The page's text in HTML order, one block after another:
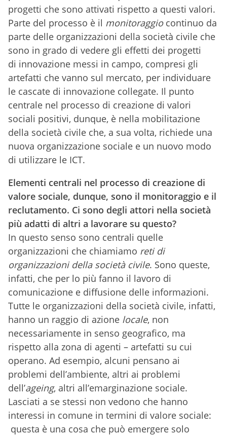
progetti che sono attivati rispetto a questi valori.
Parte del processo è il monitoraggio continuo da
parte delle organizzazioni della società civile che
sono in grado di vedere gli effetti dei progetti
di innovazione messi in campo, compresi gli
artefatti che vanno sul mercato, per individuare
le cascate di innovazione collegate. Il punto
centrale nel processo di creazione di valori
sociali positivi, dunque, è nella mobilitazione
della società civile che, a sua volta, richiede una
nuova organizzazione sociale e un nuovo modo
di utilizzare le ICT.
Elementi centrali nel processo di creazione di
valore sociale, dunque, sono il monitoraggio e il
reclutamento. Ci sono degli attori nella società
più adatti di altri a lavorare su questo?
In questo senso sono centrali quelle
organizzazioni che chiamiamo reti di
organizzazioni della società civile. Sono queste,
infatti, che per lo più fanno il lavoro di
comunicazione e diffusione delle informazioni.
Tutte le organizzazioni della società civile, infatti,
hanno un raggio di azione locale, non
necessariamente in senso geografico, ma
rispetto alla zona di agenti – artefatti su cui
operano. Ad esempio, alcuni pensano ai
problemi dell’ambiente, altri ai problemi
dell’ageing, altri all’emarginazione sociale.
Lasciati a se stessi non vedono che hanno
interessi in comune in termini di valore sociale:
questa è una cosa che può emergere solo